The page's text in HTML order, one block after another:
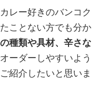
レー好きのバンコク
ことない方でも分か
種類や具材、辛さな
ーダーしやすいよう
紹介したいと思いま